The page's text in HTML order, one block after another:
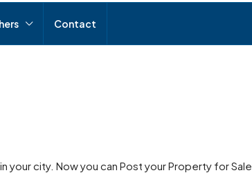
Contact
your city. Now you can Post your Property for